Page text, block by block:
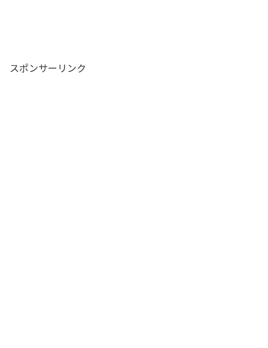
スポンサーリンク